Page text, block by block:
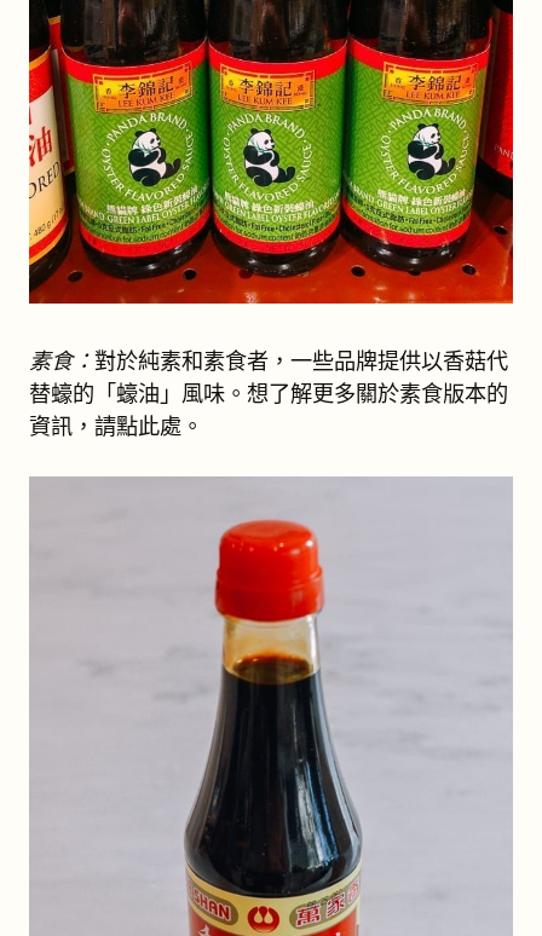
素食：對於純素和素食者，一些品牌提供以香菇代
替蠔的「蠔油」風味。想了解更多關於素食版本的
資訊，請點此處。